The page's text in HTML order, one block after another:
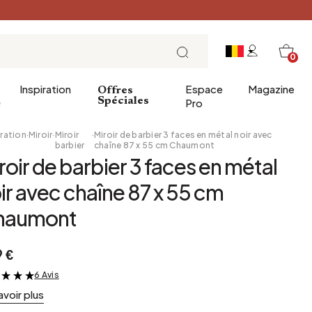
0
salle de bains
bain
Entrée
Salle à manger
Inspiration
Petit Déjeuner
Brunch
Offres
Spéciales
Espace
Pro
Magazine
·Miroir· Miroir
barbier
·Miroir de barbier 3 faces en métal noir avec
chaîne 87 x 55 cm Chaumont
de barbier 3 faces en métal
avec chaîne 87 x 55 cm
€
&
6 Avis
plus